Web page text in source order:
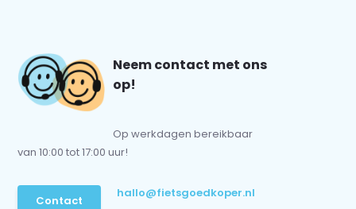
Neem contact met ons
op!
Op werkdagen bereikbaar
van 10:00 tot 17:00 uur!
Contact
hallo@fietsgoedkoper.nl